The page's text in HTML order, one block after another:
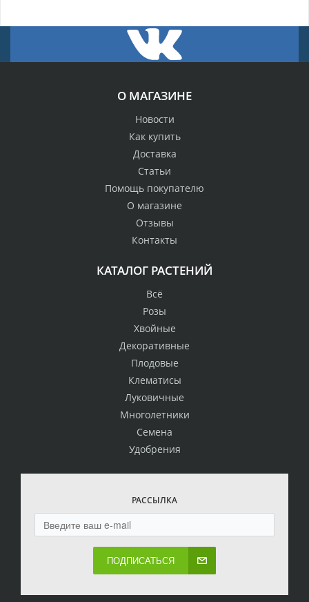
О МАГАЗИНЕ
Новости
Как купить
Доставка
Статьи
Помощь покупателю
О магазине
Отзывы
Контакты
КАТАЛОГ РАСТЕНИЙ
Всё
Розы
Хвойные
Декоративные
Плодовые
Клематисы
Луковичные
Многолетники
Семена
Удобрения
РАССЫЛКА
ПОДПИСАТЬСЯ